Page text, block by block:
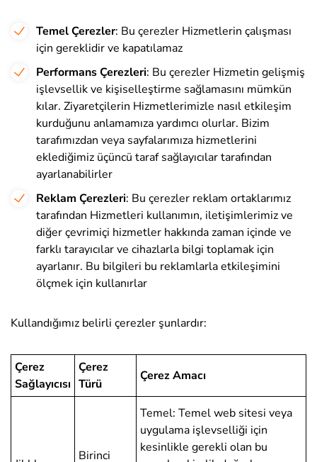
Temel Çerezler: Bu çerezler Hizmetlerin çalışması
için gereklidir ve kapatılamaz
Performans Çerezleri: Bu çerezler Hizmetin gelişmiş
işlevsellik ve kişiselleştirme sağlamasını mümkün
kılar. Ziyaretçilerin Hizmetlerimizle nasıl etkileşim
kurduğunu anlamamıza yardımcı olurlar. Bizim
tarafımızdan veya sayfalarımıza hizmetlerini
eklediğimiz üçüncü taraf sağlayıcılar tarafından
ayarlanabilirler
Reklam Çerezleri: Bu çerezler reklam ortaklarımız
tarafından Hizmetleri kullanımın, iletişimlerimiz ve
diğer çevrimiçi hizmetler hakkında zaman içinde ve
farklı tarayıcılar ve cihazlarla bilgi toplamak için
ayarlanır. Bu bilgileri bu reklamlarla etkileşimini
ölçmek için kullanırlar
Kullandığımız belirli çerezler şunlardır:
Çerez
Sağlayıcısı
Çerez
Türü
Çerez Amacı
Birinci
Temel: Temel web sitesi veya
uygulama işlevselliği için
kesinlikle gerekli olan bu